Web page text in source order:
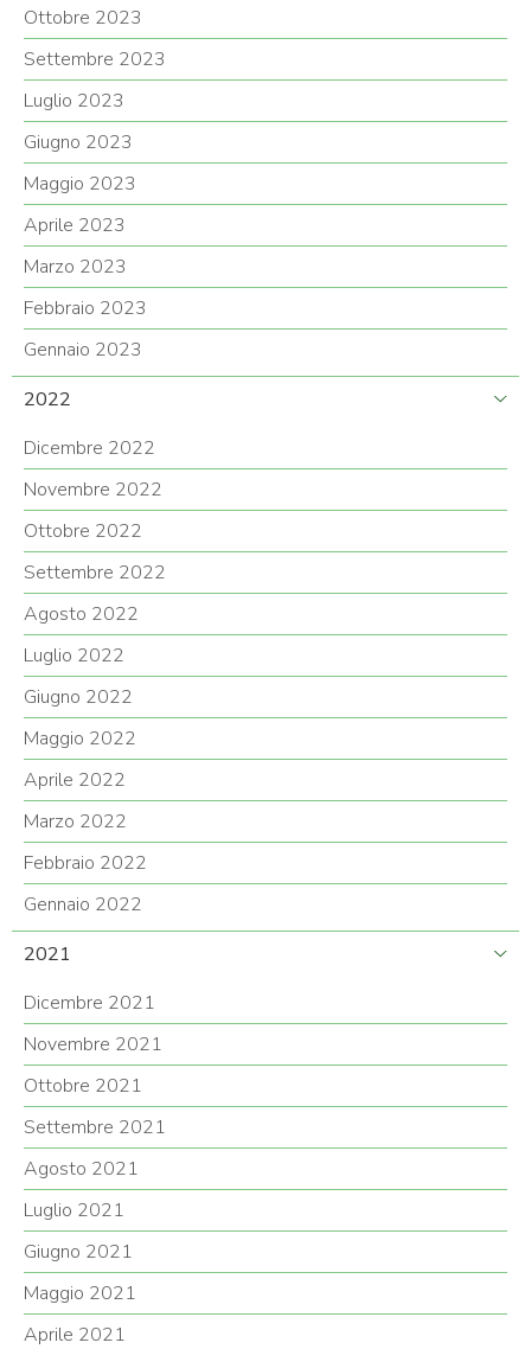
Ottobre 2023
Settembre 2023
Luglio 2023
Giugno 2023
Maggio 2023
Aprile 2023
Marzo 2023
Febbraio 2023
Gennaio 2023
2022
Dicembre 2022
Novembre 2022
Ottobre 2022
Settembre 2022
Agosto 2022
Luglio 2022
Giugno 2022
Maggio 2022
Aprile 2022
Marzo 2022
Febbraio 2022
Gennaio 2022
2021
Dicembre 2021
Novembre 2021
Ottobre 2021
Settembre 2021
Agosto 2021
Luglio 2021
Giugno 2021
Maggio 2021
Aprile 2021